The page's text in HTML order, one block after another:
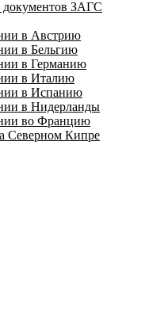
документов ЗАГС
в Австрию
в Бельгию
в Германию
в Италию
в Испанию
в Нидерланды
во Францию
Северном Кипре